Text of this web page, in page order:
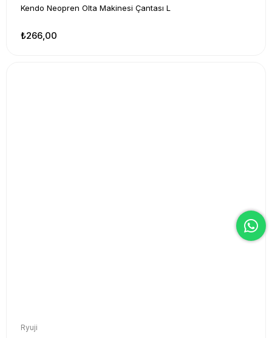
Kendo Neopren Olta Makinesi Çantası L
₺266,00
Ryuji